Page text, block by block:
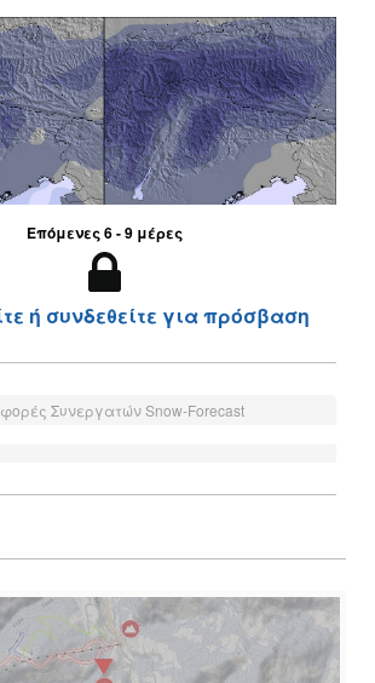
Επόμενες 6 - 9 μέρες
ή συνδεθείτε για πρόσβαση
Συνεργατών Snow-Forecast